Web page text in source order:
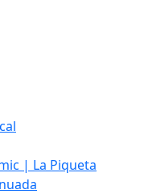
| La Piqueta